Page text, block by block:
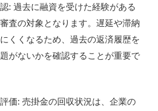
: 過去に融資を受けた経験がある
査の対象となります。遅延や滞納
くくなるため、過去の返済履歴を
がないかを確認することが重要で
価: 売掛金の回収状況は、企業の